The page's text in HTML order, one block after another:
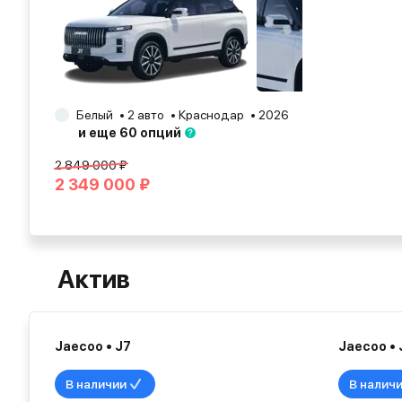
Белый 2 авто Краснодар
2026
и еще 60 опций
2 849 000 ₽
2 349 000 ₽
Актив
Jaecoo • J7
В наличии
Jaecoo •
В